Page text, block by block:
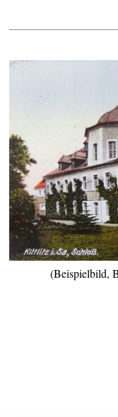
(Beispielbild,